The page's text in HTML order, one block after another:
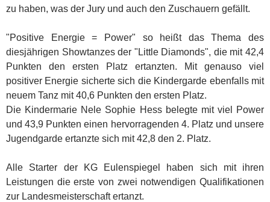
zu haben, was der Jury und auch den Zuschauern gefällt.
"Positive Energie = Power" so heißt das Thema des
diesjährigen Showtanzes der "Little Diamonds", die mit 42,4
Punkten den ersten Platz ertanzten. Mit genauso viel
positiver Energie sicherte sich die Kindergarde ebenfalls mit
neuem Tanz mit 40,6 Punkten den ersten Platz.
Die Kindermarie Nele Sophie Hess belegte mit viel Power
und 43,9 Punkten einen hervorragenden 4. Platz und unsere
Jugendgarde ertanzte sich mit 42,8 den 2. Platz.
Alle Starter der KG Eulenspiegel haben sich mit ihren
Leistungen die erste von zwei notwendigen Qualifikationen
zur Landesmeisterschaft ertanzt.